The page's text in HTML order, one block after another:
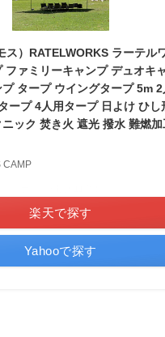
ス）RATELWORKS ラーテル
ファミリーキャンプ デュオキ
タープ ウイングタープ 5m 2
ープ 4人用タープ 日よけ ひし
ック 焚き火 遮光 撥水 難燃加
CAMP
楽天で探す
Yahooで探す